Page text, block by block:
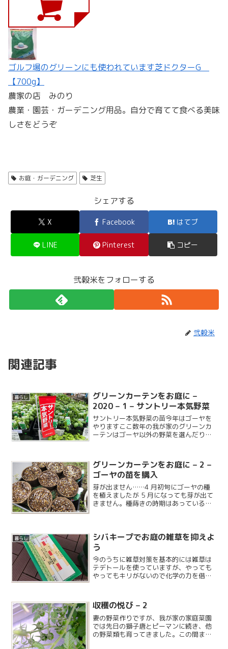
ゴルフ場のグリーンにも使われています芝ドクターG
【700g】
農家の店 みのり
農業・園芸・ガーデニング用品。自分で育てて食べる美味
しさをどうぞ
お庭・ガーデニング 芝生
シェアする
X Facebook はてブ
LINE Pinterest コピー
弐穀米をフォローする
弐穀米
関連記事
暮らし
グリーンカーテンをお庭に –
2020 – 1 – サントリー本気野菜
サントリー本気野菜の苗今年はゴーヤを
やりますここ数年の我が家のグリーンカ
ーテンはゴーヤ以外の野菜を選んだりし
リーンカーテンを再開したいと思いま
す。ちょっと時期が遅くなっ...
グリーンカーテンをお庭に – 2 –
ゴーヤの苗を購入
芽が出ません……4 月初旬にゴーヤの種
を植えましたが 5 月になっても芽が出て
きません。種蒔きの時期はあっていると
暮らし
シバキープでお庭の雑草を抑えよ
う
今のうちに雑草対策を基本的には雑草は
テデトールを使っていますが、やっても
やってもキリがないので化学の力を借り
ベストタイミングのようです。芝生用の
除草剤です「シバキープ」...
収穫の悦び – 2
妻の野菜作りですが、我が家の家庭菜園
では先日の獅子唐とピーマンに続き、他
の野菜類も育ってきました。この間まで